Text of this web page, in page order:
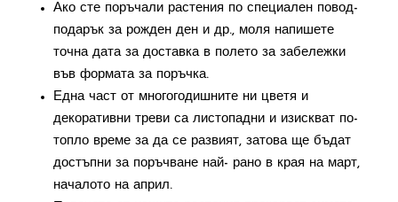
Ако сте поръчали растения по специален повод-
подарък за рожден ден и др., моля напишете
точна дата за доставка в полето за забележки
във формата за поръчка.
Една част от многогодишните ни цветя и
декоративни треви са листопадни и изискват по-
топло време за да се развият, затова ще бъдат
достъпни за поръчване най- рано в края на март,
началото на април.